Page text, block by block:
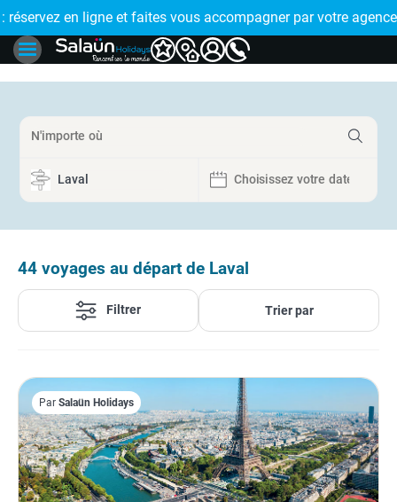
accompagner par votre agence de proximité
🤩 PAIEMENT EN PLUSIEURS FOIS :
44 voyages au départ de Laval
Filtrer Trier par
Par Salaün Holidays